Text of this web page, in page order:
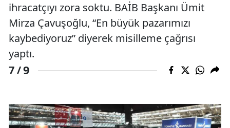
ihracatçıyı zora soktu. BAİB Başkanı Ümit
Mirza Çavuşoğlu, “En büyük pazarımızı
kaybediyoruz” diyerek misilleme çağrısı
yaptı.
7 /9